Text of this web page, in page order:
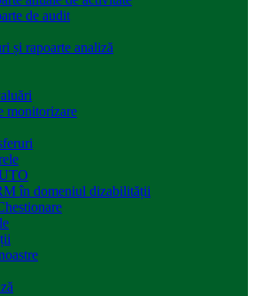
de audit
și rapoarte analiză
monitorizare
în domeniul dizabilității